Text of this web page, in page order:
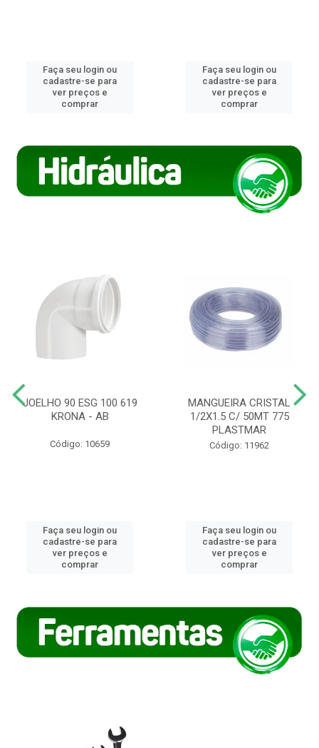
Faça seu login ou
cadastre-se para
ver preços e
comprar
Faça seu login ou
cadastre-se para
ver preços e
comprar
JOELHO 90 ESG 100 619
KRONA - AB
Código: 10659
Faça seu login ou
cadastre-se para
ver preços e
comprar
MANGUEIRA CRISTAL
1/2X1.5 C/ 50MT 775
PLASTMAR
Código: 11962
Faça seu login ou
cadastre-se para
ver preços e
comprar